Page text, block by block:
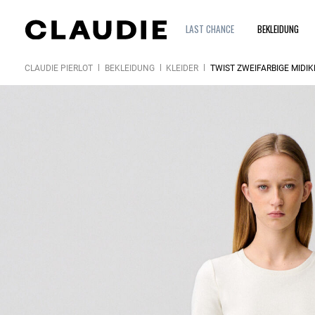
LAST CHANCE BEKLEIDUNG
CLAUDIE PIERLOT BEKLEIDUNG KLEIDER TWIST ZWEIFARBIGE